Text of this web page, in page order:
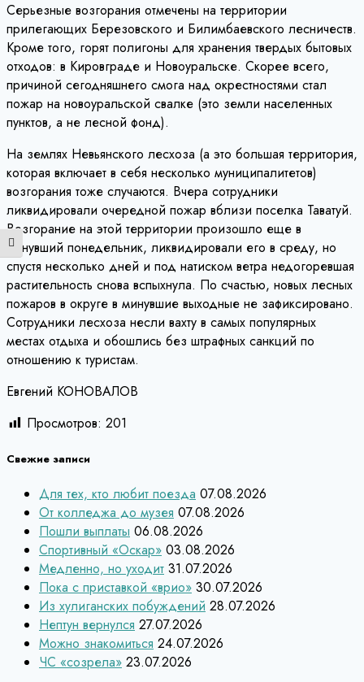
Переключить на высокую контрастность
Серьезные возгорания отмечены на территории
прилегающих Березовского и Билимбаевского лесничеств.
Кроме того, горят полигоны для хранения твердых бытовых
отходов: в Кировграде и Новоуральске. Скорее всего,
причиной сегодняшнего смога над окрестностями стал
пожар на новоуральской свалке (это земли населенных
пунктов, а не лесной фонд).
На землях Невьянского лесхоза (а это большая территория,
которая включает в себя несколько муниципалитетов)
возгорания тоже случаются. Вчера сотрудники
ликвидировали очередной пожар вблизи поселка Таватуй.
Возгорание на этой территории произошло еще в
минувший понедельник, ликвидировали его в среду, но
спустя несколько дней и под натиском ветра недогоревшая
растительность снова вспыхнула. По счастью, новых лесных
пожаров в округе в минувшие выходные не зафиксировано.
Сотрудники лесхоза несли вахту в самых популярных
местах отдыха и обошлись без штрафных санкций по
отношению к туристам.
Евгений КОНОВАЛОВ
Просмотров: 201
Свежие записи
Для тех, кто любит поезда 07.08.2026
От колледжа до музея 07.08.2026
Пошли выплаты 06.08.2026
Спортивный «Оскар» 03.08.2026
Медленно, но уходит 31.07.2026
Пока с приставкой «врио» 30.07.2026
Из хулиганских побуждений 28.07.2026
Нептун вернулся 27.07.2026
Можно знакомиться 24.07.2026
ЧС «созрела» 23.07.2026